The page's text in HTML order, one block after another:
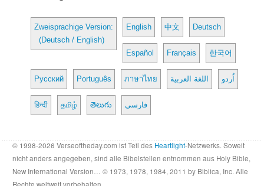
Zweisprachige Version:
(Deutsch / English)
English 中文 Deutsch
Español Français 한국어
Русский Português ภาษาไทย اللغة العربية اُردو
हिन्दी தமிழ் తెలుగు فارسی
© 1998-2026 Verseoftheday.com ist Teil des Heartlight-Netzwerks. Soweit
nicht anders angegeben, sind alle Bibelstellen entnommen aus Holy Bible,
New International Version… © 1973, 1978, 1984, 2011 by Biblica, Inc. Alle